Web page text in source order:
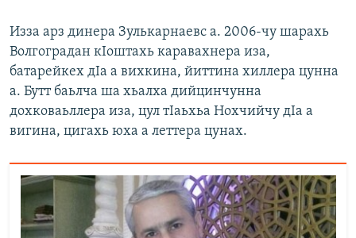
Изза арз динера Зулькарнаевс а. 2006-чу шарахь
Волгоградан кIоштахь каравахнера иза,
батарейкех дIа а вихкина, йиттина хиллера цунна
а. Бутт баьлча ша хьалха дийцинчунна
дохковаьллера иза, цул тIаьхьа Нохчийчу дIа а
вигина, цигахь юха а леттера цунах.